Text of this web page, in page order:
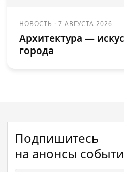
НОВОСТЬ ·7 АВГУСТА 2026
Архитектура —
города
Подпишитесь
на анонсы